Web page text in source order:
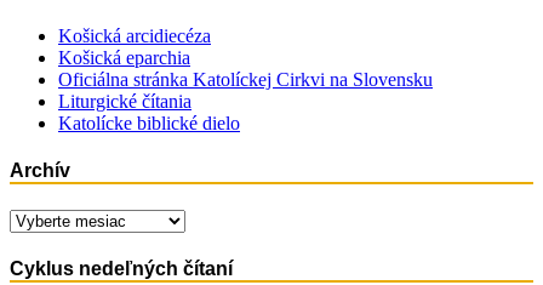
Košická arcidiecéza
Košická eparchia
Oficiálna stránka Katolíckej Cirkvi na Slovensku
Liturgické čítania
Katolícke biblické dielo
Archív
Archív
Cyklus nedeľných čítaní